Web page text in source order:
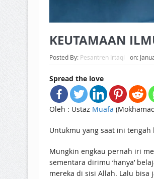
KEUTAMAAN
Posted By: Pesantren Irtaqi on:
Spread the love
Oleh : Ustaz Muafa
Untukmu yang saat ini
Mungkin engkau pernah iri
sementara dirimu ‘hanya’
mereka di sisi Allah. Lalu